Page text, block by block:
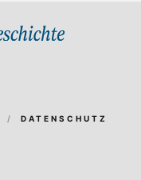
DATENSCHUTZ